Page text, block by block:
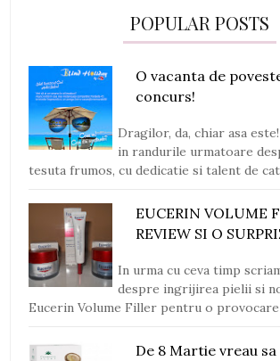
POPULAR POSTS
O vacanta de
concurs!
Dragilor, da, chiar asa
in randurile urmatoare
tesuta frumos, cu dedicatie si talent de
EUCERIN VOLUME
REVIEW SI O
In urma cu ceva timp
despre ingrijirea pielii si
Eucerin Volume Filler pentru o provocare
De 8 Martie vreau